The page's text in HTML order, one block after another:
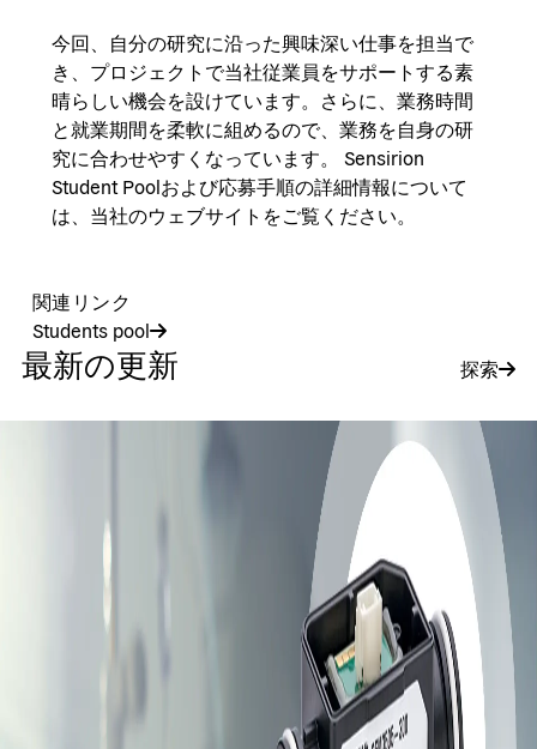
今回、自分の研究に沿った興味深い仕事を担当で
き、プロジェクトで当社従業員をサポートする素
晴らしい機会を設けています。さらに、業務時間
と就業期間を柔軟に組めるので、業務を自身の研
究に合わせやすくなっています。 Sensirion
Student Poolおよび応募手順の詳細情報について
は、当社のウェブサイトをご覧ください。
関連リンク
Students pool
最新の更新 探索